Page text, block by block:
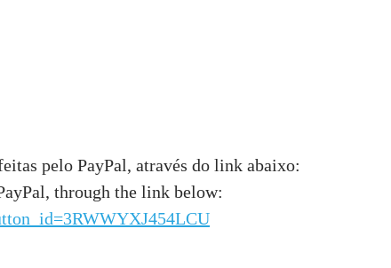
pelo PayPal, através do link abaixo:
through the link below: